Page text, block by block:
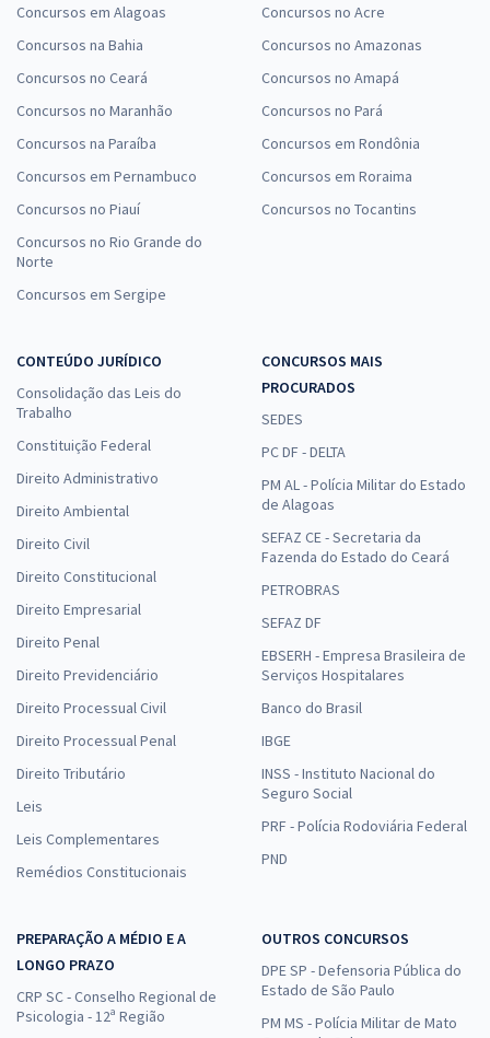
Concursos em Alagoas
Concursos na Bahia
Concursos no Ceará
Concursos no Maranhão
Concursos na Paraíba
Concursos em Pernambuco
Concursos no Piauí
Concursos no Rio Grande do
Norte
Concursos em Sergipe
Concursos no Acre
Concursos no Amazonas
Concursos no Amapá
Concursos no Pará
Concursos em Rondônia
Concursos em Roraima
Concursos no Tocantins
CONTEÚDO JURÍDICO
Consolidação das Leis do
Trabalho
Constituição Federal
Direito Administrativo
Direito Ambiental
Direito Civil
Direito Constitucional
Direito Empresarial
Direito Penal
Direito Previdenciário
Direito Processual Civil
Direito Processual Penal
Direito Tributário
Leis
Leis Complementares
Remédios Constitucionais
CONCURSOS MAIS
PROCURADOS
SEDES
PC DF - DELTA
PM AL - Polícia Militar do Estado
de Alagoas
SEFAZ CE - Secretaria da
Fazenda do Estado do Ceará
PETROBRAS
SEFAZ DF
EBSERH - Empresa Brasileira de
Serviços Hospitalares
Banco do Brasil
IBGE
INSS - Instituto Nacional do
Seguro Social
PRF - Polícia Rodoviária Federal
PND
PREPARAÇÃO A MÉDIO E A
LONGO PRAZO
CRP SC - Conselho Regional de
Psicologia - 12ª Região
OUTROS CONCURSOS
DPE SP - Defensoria Pública do
Estado de São Paulo
PM MS - Polícia Militar de Mato